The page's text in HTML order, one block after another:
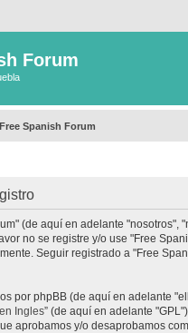
Forum
Free Spanish Forum
(de aquí en adelante "nosotros",
no se registre y/o use "Free
Seguir registrado a "Free
por phpBB (de aquí en adelante
Ingles” (de aquí en adelante
aprobamos y/o desaprobamos